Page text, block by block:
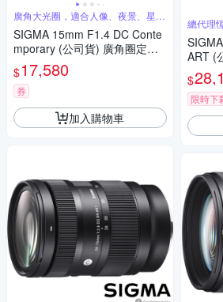
廣角大光圈，適合人像、夜景、星空
攝影
SIGMA 15mm F1.4 DC Conte
mporary (公司貨) 廣角圈定焦
鏡 星空鏡 人像鏡 APS-C 無反
微單眼專用鏡頭
$17,580
券
加入購物車
總代理
ART (
人像鏡
$
限時下